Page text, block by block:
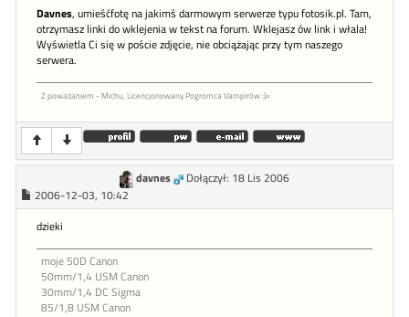
Davnes, umieśćfotę na jakimś darmowym serwerze typu fotosik.pl. Tam,
otrzymasz linki do wklejenia w tekst na forum. Wklejasz ów link i włala!
Wyświetla Ci się w poście zdjęcie, nie obciążając przy tym naszego
serwera.
Z poważaniem - Michu, Licencjonowany Pogromca Vampirów :)=
davnes
Dołączył: 18 Lis 2006
2006-12-03, 10:42
dzieki
moje 50D Canon
50mm/1,4 USM Canon
30mm/1,4 DC Sigma
85/1,8 USM Canon